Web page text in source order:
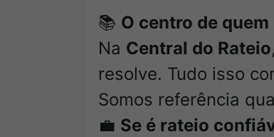
📚 O centro de
Na Central do Rateio
resolve. Tudo isso
Somos referência
💼 Se é rateio